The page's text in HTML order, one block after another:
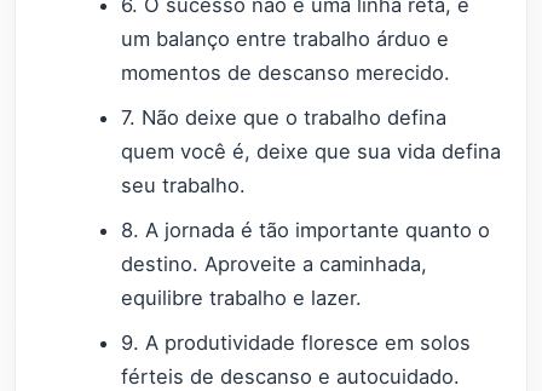
6. O sucesso não é uma linha reta, é
um balanço entre trabalho árduo e
momentos de descanso merecido.
7. Não deixe que o trabalho defina
quem você é, deixe que sua vida defina
seu trabalho.
8. A jornada é tão importante quanto o
destino. Aproveite a caminhada,
equilibre trabalho e lazer.
9. A produtividade floresce em solos
férteis de descanso e autocuidado.